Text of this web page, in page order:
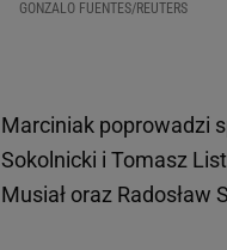
GONZALO FUENTES/REUTERS
Marciniak poprowadzi
Sokolnicki i Tomasz
Musiał oraz